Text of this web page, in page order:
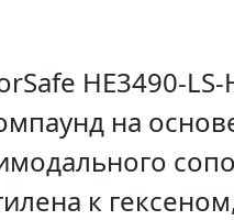
HE3490-
на
к